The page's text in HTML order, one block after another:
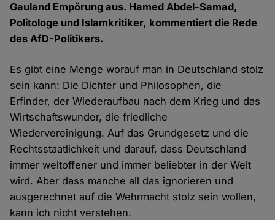
Gauland Empörung aus. Hamed Abdel-Samad,
Politologe und Islamkritiker, kommentiert die Rede
des AfD-Politikers.
Es gibt eine Menge worauf man in Deutschland stolz
sein kann: Die Dichter und Philosophen, die
Erfinder, der Wiederaufbau nach dem Krieg und das
Wirtschaftswunder, die friedliche
Wiedervereinigung. Auf das Grundgesetz und die
Rechtsstaatlichkeit und darauf, dass Deutschland
immer weltoffener und immer beliebter in der Welt
wird. Aber dass manche all das ignorieren und
ausgerechnet auf die Wehrmacht stolz sein wollen,
kann ich nicht verstehen.